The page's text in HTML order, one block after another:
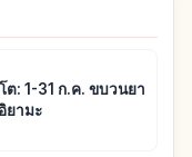
ต: 1-31 ก.ค. ขบวนยา
ยามะ